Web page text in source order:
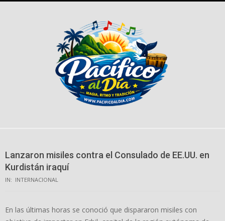
Lanzaron misiles contra el Consulado de EE.UU. en
Kurdistán iraquí
IN: INTERNACIONAL
En las últimas horas se conoció que dispararon misiles con